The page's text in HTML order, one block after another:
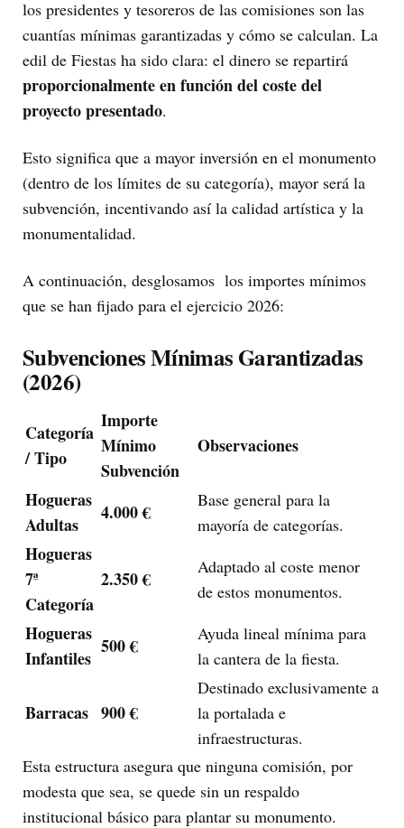
los presidentes y tesoreros de las comisiones son las
cuantías mínimas garantizadas y cómo se calculan. La
edil de Fiestas ha sido clara: el dinero se repartirá
proporcionalmente en función del coste del
proyecto presentado.
Esto significa que a mayor inversión en el monumento
(dentro de los límites de su categoría), mayor será la
subvención, incentivando así la calidad artística y la
monumentalidad.
A continuación, desglosamos los importes mínimos
que se han fijado para el ejercicio 2026:
Subvenciones Mínimas Garantizadas
(2026)
Categoría
/ Tipo
Importe
Mínimo
Subvención
Observaciones
Hogueras
Adultas
4.000 €
Base general para la
mayoría de categorías.
Hogueras
7ª
Categoría
2.350 €
Adaptado al coste menor
de estos monumentos.
Hogueras
Infantiles
500 €
Ayuda lineal mínima para
la cantera de la fiesta.
Barracas 900 €
Destinado exclusivamente a
la portalada e
infraestructuras.
Esta estructura asegura que ninguna comisión, por
modesta que sea, se quede sin un respaldo
institucional básico para plantar su monumento.